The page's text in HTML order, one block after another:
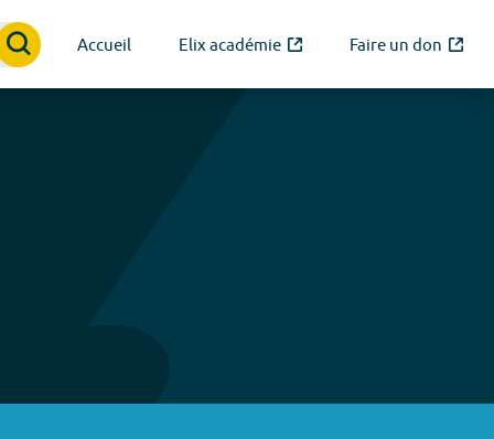
Accueil Elix académie Faire un don